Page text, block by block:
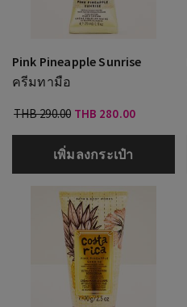
Pink Pineapple Sunrise
ครีมทามือ
THB 290.00 THB 280.00
เพิ่มลงกระเป๋า